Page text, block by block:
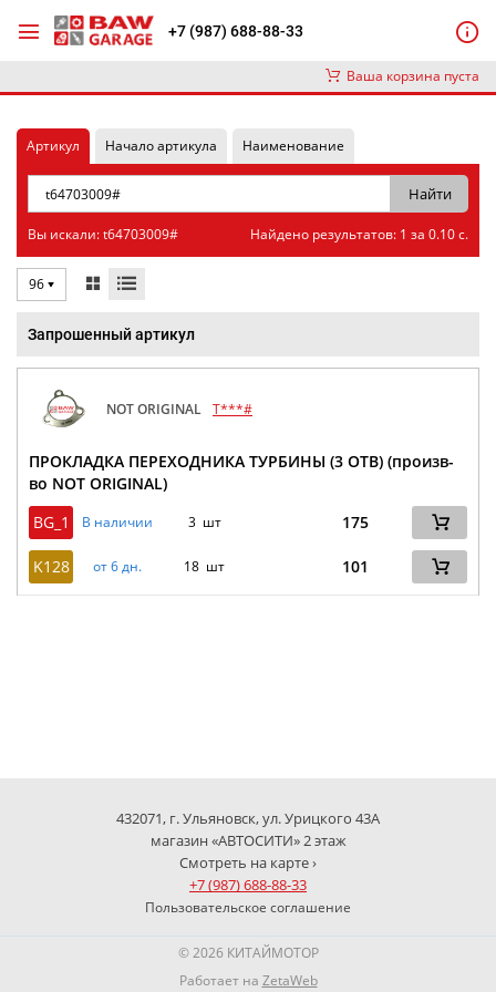
+7 (987) 688-88-33
Ваша корзина пуста
Артикул Начало артикула Наименование
Вы искали: t64703009# Найдено результатов: 1 за 0.10 с.
96
Запрошенный артикул
NOT ORIGINAL T***#
ПРОКЛАДКА ПЕРЕХОДНИКА ТУРБИНЫ (3 ОТВ) (произв-
во NOT ORIGINAL)
BG_1
В наличии 3 шт 175
K128 от 6 дн. 18 шт 101
432071, г. Ульяновск, ул. Урицкого 43А
магазин «АВТОСИТИ» 2 этаж
Смотреть на карте ›
+7 (987) 688-88-33
Пользовательское соглашение
© 2026 КИТАЙМОТОР
Работает на ZetaWeb